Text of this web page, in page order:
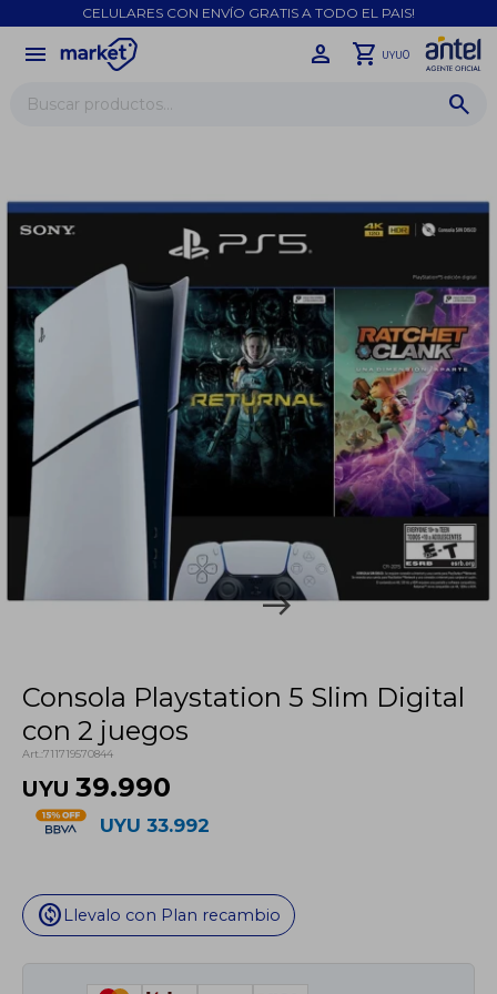
CELULARES CON ENVÍO GRATIS A TODO EL PAIS!
menu UYU0
Consola Playstation 5 Slim Digital
con 2 juegos
711719570844
UYU 39.990
UYU 33.992
change_circle Llevalo con Plan recambio
close